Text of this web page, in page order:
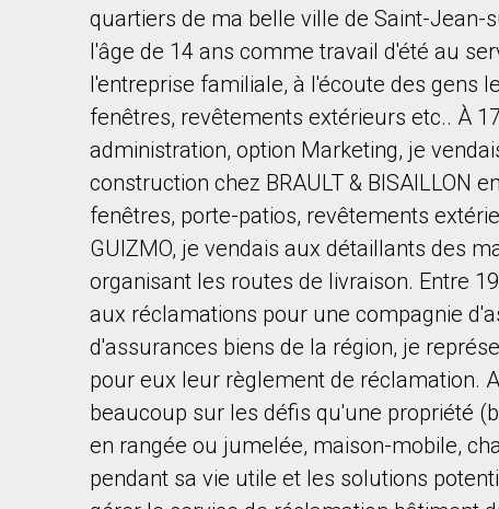
By clicking the submit button you are agreeing
quartiers de ma belle ville de Saint-Jean-
l'âge de 14 ans comme travail d'été au
l'entreprise familiale, à l'écoute des gens
fenêtres, revêtements extérieurs etc.. À
administration, option Marketing, je
construction chez BRAULT & BISAILLON
fenêtres, porte-patios, revêtements
GUIZMO, je vendais aux détaillants des
organisant les routes de livraison. Entre
aux réclamations pour une compagnie
d'assurances biens de la région, je
pour eux leur règlement de réclamation.
beaucoup sur les défis qu'une propriété
en rangée ou jumelée, maison-mobile,
pendant sa vie utile et les solutions